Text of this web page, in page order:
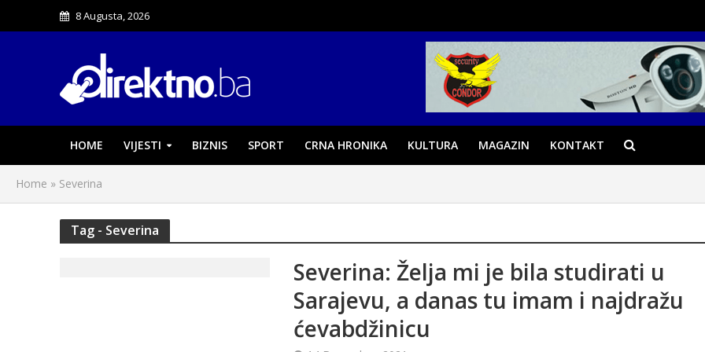
8 Augusta, 2026
HOME VIJESTI BIZNIS SPORT CRNA HRONIKA KULTURA MAGAZIN KONTAKT
Home » Severina
Tag - Severina
Severina: Želja mi je bila studirati u
Sarajevu, a danas tu imam i najdražu
ćevabdžinicu